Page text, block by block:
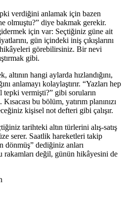
verdiğini anlamak için bazen
olmuştu?” diye bakmak gerekir.
için var: Seçtiğiniz güne ait
gün içindeki iniş çıkışlarını
görebilirsiniz. Bir nevi
gibi.
hangi aylarda hızlandığını,
anlamayı kolaylaştırır. “Yazları hep
tepki vermişti?” gibi soruların
bu bölüm, yatırım planınızı
kişisel not defteri gibi çalışır.
tarihteki altın türlerini alış-satış
serer. Saatlik hareketleri takip
dönmüş” dediğiniz anları
rakamları değil, günün hikâyesini de